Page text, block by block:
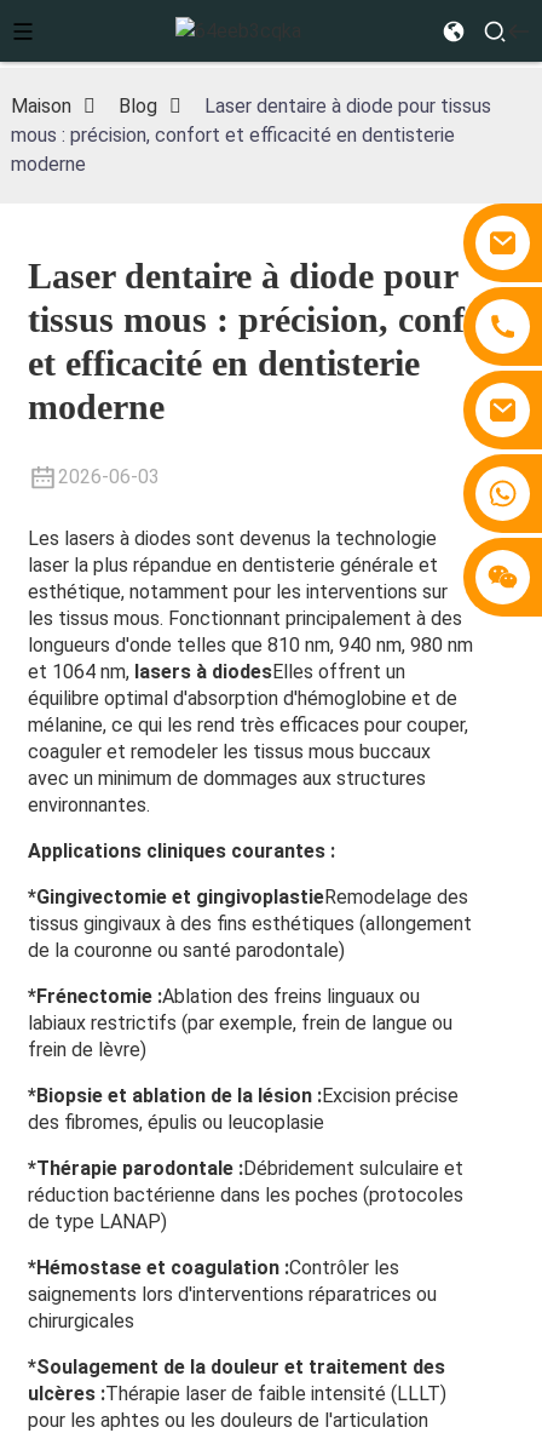
Maison Blog
Laser dentaire à diode pour tissus
mous : précision, confort et efficacité en dentisterie
moderne
Laser dentaire à diode pour
tissus mous : précision, confort
et efficacité en dentisterie
moderne
2026-06-03
Les lasers à diodes sont devenus la technologie
laser la plus répandue en dentisterie générale et
esthétique, notamment pour les interventions sur
les tissus mous. Fonctionnant principalement à des
longueurs d'onde telles que 810 nm, 940 nm, 980 nm
et 1064 nm, lasers à diodesElles offrent un
équilibre optimal d'absorption d'hémoglobine et de
mélanine, ce qui les rend très efficaces pour couper,
coaguler et remodeler les tissus mous buccaux
avec un minimum de dommages aux structures
environnantes.
Applications cliniques courantes :
*Gingivectomie et gingivoplastieRemodelage des
tissus gingivaux à des fins esthétiques (allongement
de la couronne ou santé parodontale)
*Frénectomie :Ablation des freins linguaux ou
labiaux restrictifs (par exemple, frein de langue ou
frein de lèvre)
*Biopsie et ablation de la lésion :Excision précise
des fibromes, épulis ou leucoplasie
*Thérapie parodontale :Débridement sulculaire et
réduction bactérienne dans les poches (protocoles
de type LANAP)
*Hémostase et coagulation :Contrôler les
saignements lors d'interventions réparatrices ou
chirurgicales
*Soulagement de la douleur et traitement des
ulcères :Thérapie laser de faible intensité (LLLT)
pour les aphtes ou les douleurs de l'articulation